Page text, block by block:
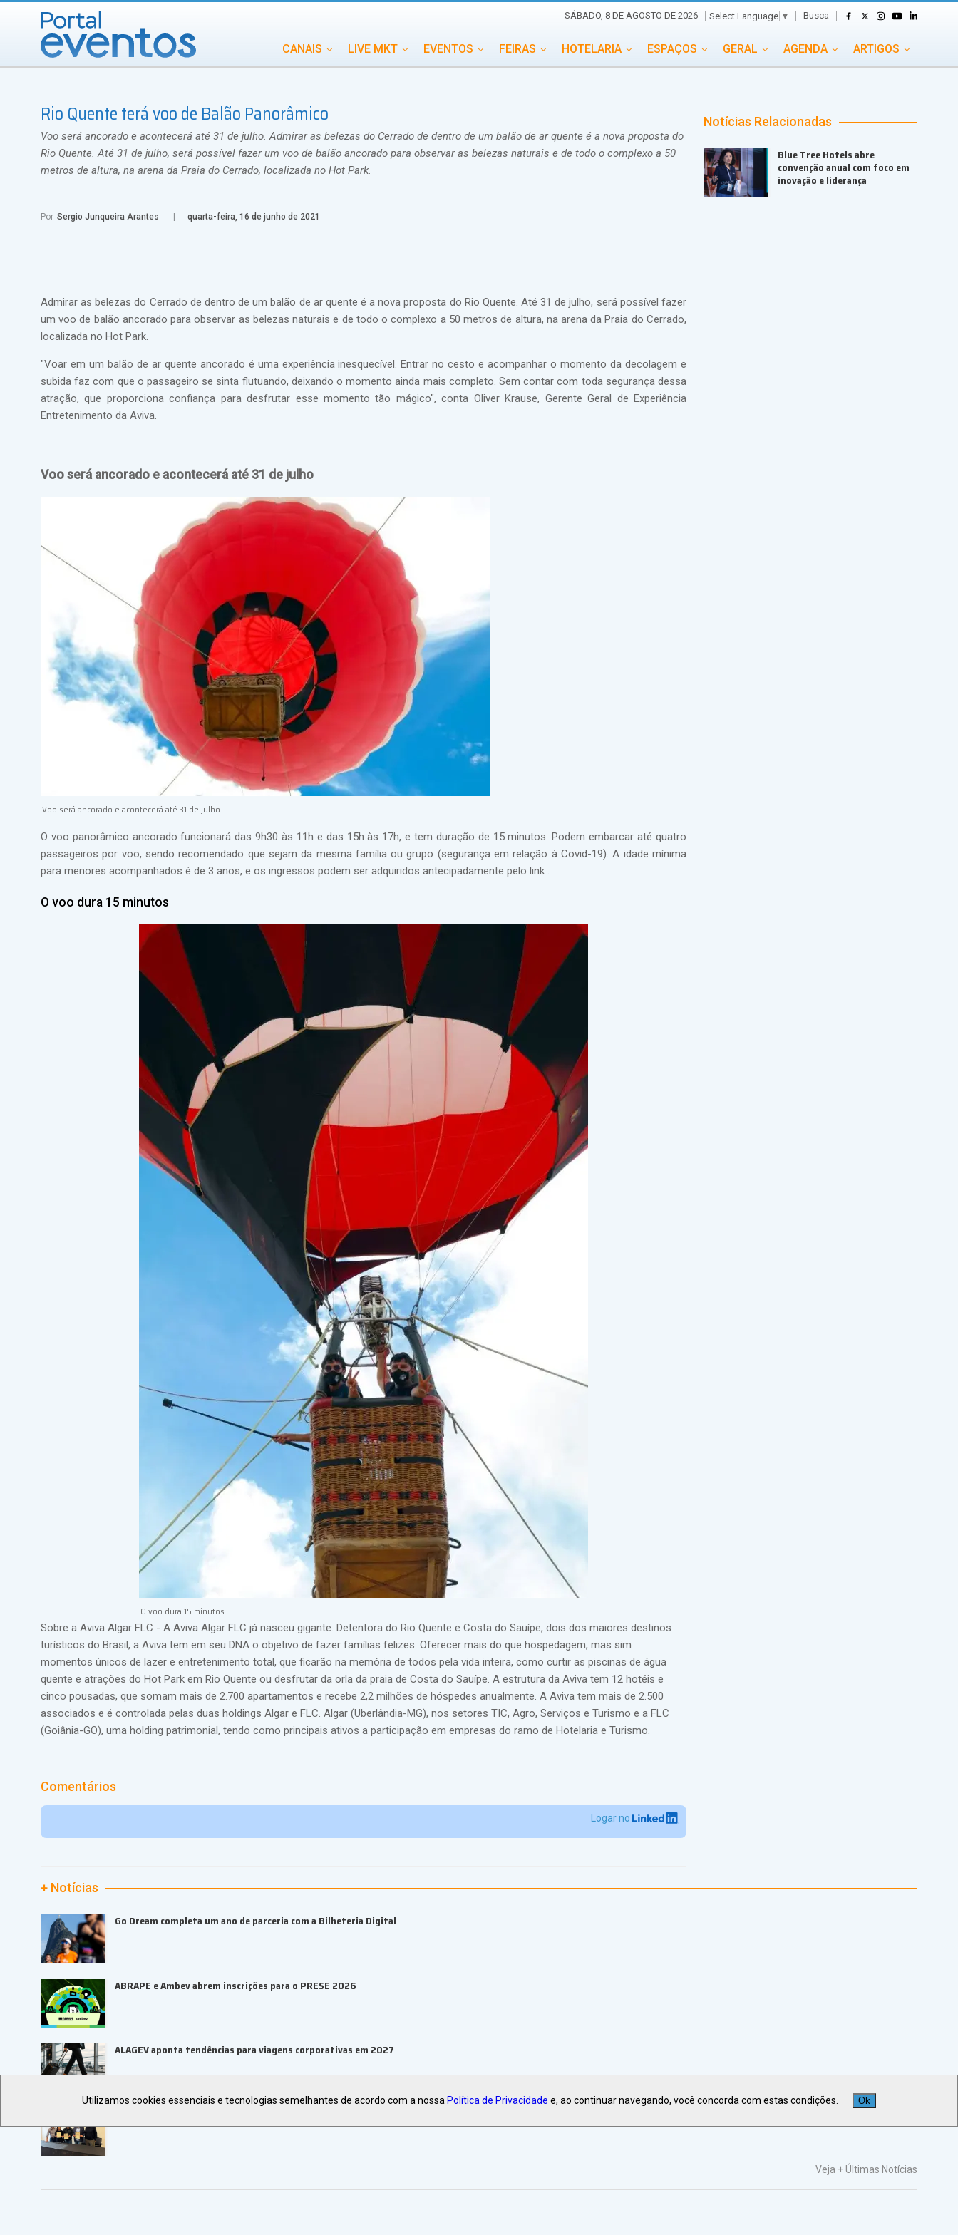
SÁBADO, 8 DE AGOSTO DE 2026 Select Language ▼ Busca
CANAIS LIVE MKT EVENTOS FEIRAS HOTELARIA ESPAÇOS GERAL AGENDA ARTIGOS
INCENTIVOS INTERNACIONAL PORTAL EVENTOS TV TRANSPORTES
TURISMO VAI E VEM
Rio Quente terá voo de Balão Panorâmico
Voo será ancorado e acontecerá até 31 de julho. Admirar as belezas do Cerrado de dentro de um balão de ar quente é a nova proposta do
Rio Quente. Até 31 de julho, será possível fazer um voo de balão ancorado para observar as belezas naturais e de todo o complexo a 50
metros de altura, na arena da Praia do Cerrado, localizada no Hot Park.
Por Sergio Junqueira Arantes quarta-feira, 16 de junho de 2021
Admirar as belezas do Cerrado de dentro de um balão de ar quente é a nova proposta do Rio Quente. Até 31 de julho, será possível fazer
um voo de balão ancorado para observar as belezas naturais e de todo o complexo a 50 metros de altura, na arena da Praia do Cerrado,
localizada no Hot Park.
"Voar em um balão de ar quente ancorado é uma experiência inesquecível. Entrar no cesto e acompanhar o momento da decolagem e
subida faz com que o passageiro se sinta flutuando, deixando o momento ainda mais completo. Sem contar com toda segurança dessa
atração, que proporciona confiança para desfrutar esse momento tão mágico", conta Oliver Krause, Gerente Geral de Experiência
Entretenimento da Aviva.
Voo será ancorado e acontecerá até 31 de julho
Voo será ancorado e acontecerá até 31 de julho
O voo panorâmico ancorado funcionará das 9h30 às 11h e das 15h às 17h, e tem duração de 15 minutos. Podem embarcar até quatro
passageiros por voo, sendo recomendado que sejam da mesma família ou grupo (segurança em relação à Covid-19). A idade mínima
para menores acompanhados é de 3 anos, e os ingressos podem ser adquiridos antecipadamente pelo link .
O voo dura 15 minutos
O voo dura 15 minutos
Sobre a Aviva Algar FLC - A Aviva Algar FLC já nasceu gigante. Detentora do Rio Quente e Costa do Sauípe, dois dos maiores destinos
turísticos do Brasil, a Aviva tem em seu DNA o objetivo de fazer famílias felizes. Oferecer mais do que hospedagem, mas sim
momentos únicos de lazer e entretenimento total, que ficarão na memória de todos pela vida inteira, como curtir as piscinas de água
quente e atrações do Hot Park em Rio Quente ou desfrutar da orla da praia de Costa do Sauípe. A estrutura da Aviva tem 12 hotéis e
cinco pousadas, que somam mais de 2.700 apartamentos e recebe 2,2 milhões de hóspedes anualmente. A Aviva tem mais de 2.500
associados e é controlada pelas duas holdings Algar e FLC. Algar (Uberlândia-MG), nos setores TIC, Agro, Serviços e Turismo e a FLC
(Goiânia-GO), uma holding patrimonial, tendo como principais ativos a participação em empresas do ramo de Hotelaria e Turismo.
Comentários
Logar no
Notícias Relacionadas
Blue Tree Hotels abre
convenção anual com foco em
inovação e liderança
+ Notícias
Go Dream completa um ano de parceria com a Bilheteria Digital
ABRAPE e Ambev abrem inscrições para o PRESE 2026
ALAGEV aponta tendências para viagens corporativas em 2027
Veja +Últimas Notícias
Utilizamos cookies essenciais e tecnologias semelhantes de acordo com a nossa Política de Privacidade e, ao continuar navegando, você concorda com estas condições. Ok